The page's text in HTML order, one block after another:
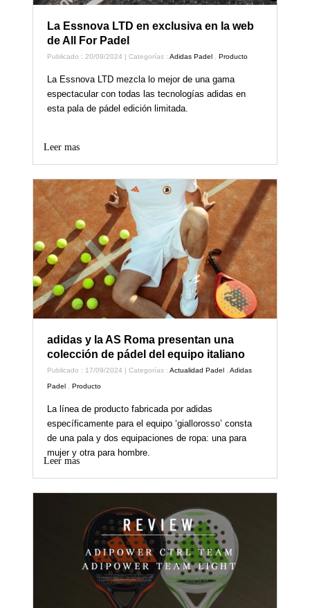
La Essnova LTD en exclusiva en la web
de All For Padel
Publicado : 20/09/2024 | Categorías :Adidas Padel ,Producto
La Essnova LTD mezcla lo mejor de una gama
espectacular con todas las tecnologías adidas en
esta pala de pádel edición limitada.
Leer mas
adidas y la AS Roma presentan una
colección de pádel del equipo italiano
Publicado : 17/09/2024 | Categorías :Actualidad Padel ,Adidas
Padel ,Producto
La línea de producto fabricada por adidas
específicamente para el equipo ‘giallorosso’ consta
de una pala y dos equipaciones de ropa: una para
mujer y otra para hombre.
Leer mas